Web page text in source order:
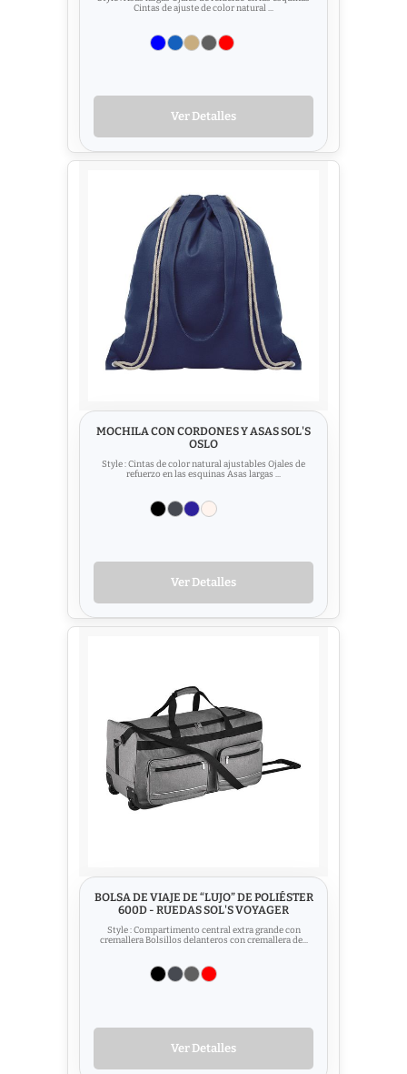
Cintas de ajuste de color natural ...
Ver Detalles
MOCHILA CON CORDONES Y ASAS SOL'S
OSLO
Style : Cintas de color natural ajustables Ojales de
refuerzo en las esquinas Asas largas ...
Ver Detalles
BOLSA DE VIAJE DE “LUJO” DE POLIÉSTER
600D - RUEDAS SOL'S VOYAGER
Style : Compartimento central extra grande con
cremallera Bolsillos delanteros con cremallera de...
Ver Detalles